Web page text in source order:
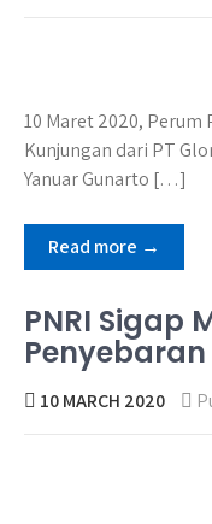
10 Maret 2020, Perum
Kunjungan dari PT
Yanuar Gunarto […]
Read more →
PNRI Sigap
10 MARCH 2020